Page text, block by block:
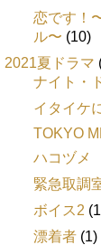
恋です！
ル〜 (10)
2021夏ドラマ
ナイト・
イタイケ
TOKYO
ハコヅメ
緊急取調
ボイス2
漂着者 (1)